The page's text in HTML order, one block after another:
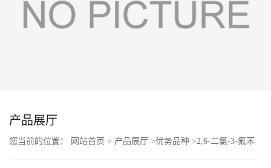
动
产品展厅
您当前的位置： 网站首页 > 产品展厅 >优势品种 >2,6-二氯-3-氟苯